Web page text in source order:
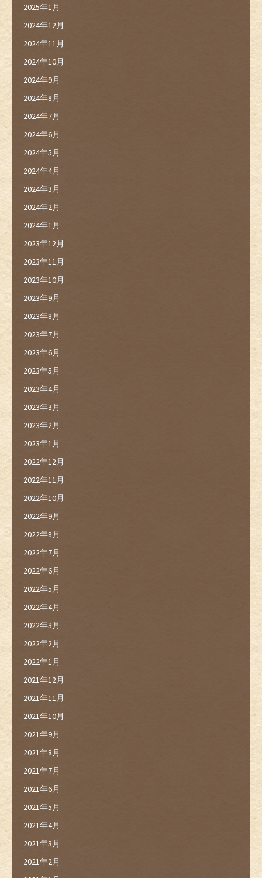
2025年1月
2024年12月
2024年11月
2024年10月
2024年9月
2024年8月
2024年7月
2024年6月
2024年5月
2024年4月
2024年3月
2024年2月
2024年1月
2023年12月
2023年11月
2023年10月
2023年9月
2023年8月
2023年7月
2023年6月
2023年5月
2023年4月
2023年3月
2023年2月
2023年1月
2022年12月
2022年11月
2022年10月
2022年9月
2022年8月
2022年7月
2022年6月
2022年5月
2022年4月
2022年3月
2022年2月
2022年1月
2021年12月
2021年11月
2021年10月
2021年9月
2021年8月
2021年7月
2021年6月
2021年5月
2021年4月
2021年3月
2021年2月